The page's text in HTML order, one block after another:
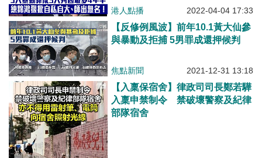
師出無名！
港人點播 2022-04-04 17:33
【反修例風波】前年10.1黃大仙參
與暴動及拒捕 5男罪成還押候判
焦點新聞 2021-12-31 13:18
【入稟保宿舍】律政司司長鄭若驊
入稟申禁制令 禁破壞警察及紀律
部隊宿舍